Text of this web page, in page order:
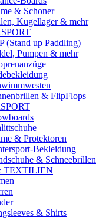
& Schoner
Kugellager & mehr
(Stand up Paddling)
Pumpen & mehr
& FlipFlops
& Protektoren
Bekleidung
& Schneebrillen
TEXTILIEN
& Shirts